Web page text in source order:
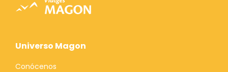
Universo Magon
Conócenos